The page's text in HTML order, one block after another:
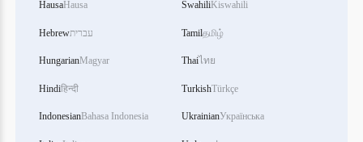
HausaHausa
Hebrewעברית
HungarianMagyar
Hindiहिन्दी
IndonesianBahasa Indonesia
SwahiliKiswahili
Tamilதமிழ்
Thaiไทย
TurkishTürkçe
UkrainianУкраїнська